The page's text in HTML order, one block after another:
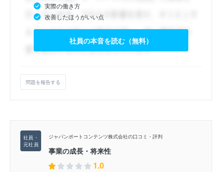
実際の働き方
改善したほうがいい点
社員の本音を読む（無料）
問題を報告する
ジャパンポートコンテンツ株式会社の口コミ・評判
事業の成長・将来性
1.0